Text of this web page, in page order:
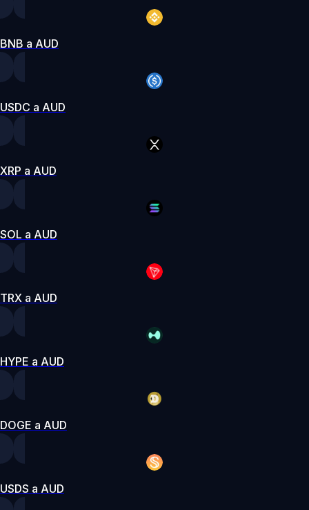
BNB a AUD
USDC a AUD
XRP a AUD
SOL a AUD
TRX a AUD
HYPE a AUD
DOGE a AUD
USDS a AUD